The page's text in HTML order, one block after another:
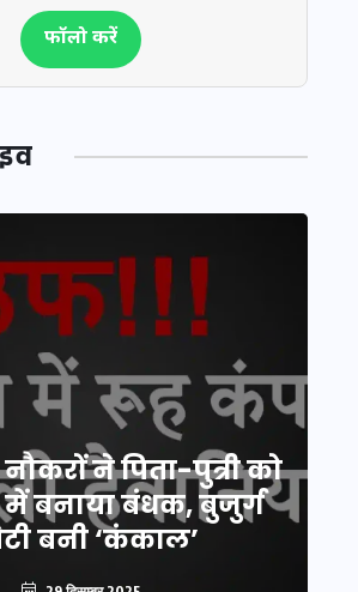
फॉलो करें
ने पिता-पुत्री को
बनाया बंधक, बुजुर्ग
बनी ‘कंकाल’